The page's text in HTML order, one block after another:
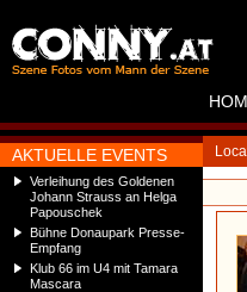
AKTUELLE EVENTS
Verleihung des Goldenen
Johann Strauss an Helga
Papouschek
Bühne Donaupark Presse-
Empfang
Klub 66 im U4 mit Tamara
Mascara